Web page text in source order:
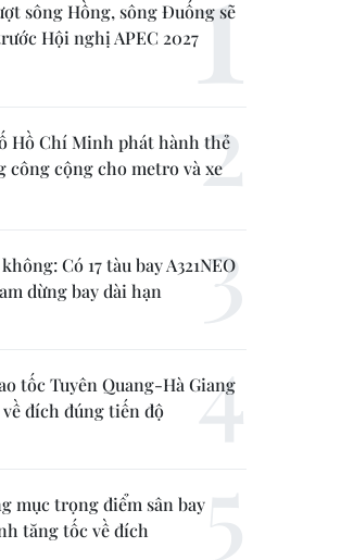
sông Hồng, sông Đuống sẽ
Hội nghị APEC 2027
Hồ Chí Minh phát hành thẻ
công cộng cho metro và xe
Có 17 tàu bay A321NEO
dừng bay dài hạn
tốc Tuyên Quang-Hà Giang
đích đúng tiến độ
mục trọng điểm sân bay
tăng tốc về đích